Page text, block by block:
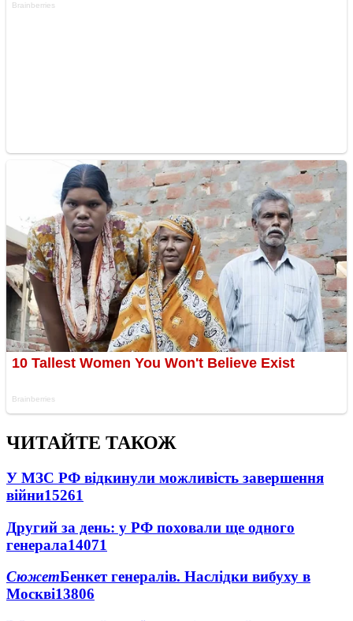
ЧИТАЙТЕ ТАКОЖ
У МЗС РФ відкинули можливість завершення
війни15261
Другий за день: у РФ поховали ще одного
генерала14071
СюжетБенкет генералів. Наслідки вибуху в
Москві13806